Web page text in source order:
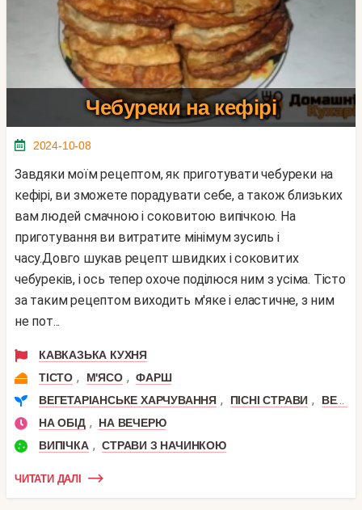
Чебуреки на кефірі
2024-10-08
Завдяки моїм рецептом, як приготувати чебуреки на
кефірі, ви зможете порадувати себе, а також близьких
вам людей смачною і соковитою випічкою. На
приготування ви витратите мінімум зусиль і
часу.Довго шукав рецепт швидких і соковитих
чебуреків, і ось тепер охоче поділюся ним з усіма. Тісто
за таким рецептом виходить м'яке і еластичне, з ним
не пот...
КАВКАЗЬКА КУХНЯ
ТІСТО , М'ЯСО , ФАРШ
ВЕГЕТАРІАНСЬКЕ ХАРЧУВАННЯ , ПІСНІ СТРАВИ ,
ВЕГАНСЬКІ СТРАВИ
НА ОБІД ,
НА ВЕЧЕРЮ
ВИПІЧКА , СТРАВИ З НАЧИНКОЮ
ЧИТАТИ ДАЛІ